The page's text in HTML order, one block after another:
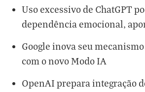
Uso excessivo de ChatGPT
dependência emocional,
Google inova seu
com o novo Modo IA
OpenAI prepara integração